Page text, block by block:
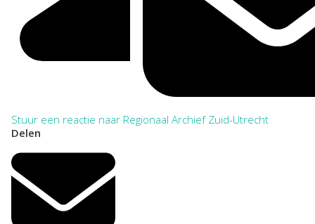
Stuur een reactie naar Regionaal Archief Zuid-Utrecht
Delen